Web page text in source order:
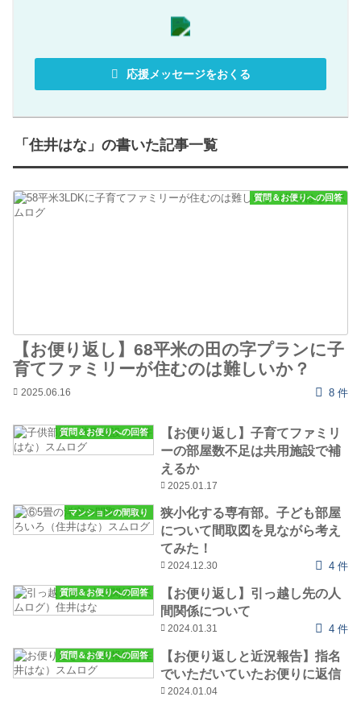
応援メッセージをおくる
「住井はな」の書いた記事一覧
質問＆お便りへの回答
【お便り返し】68平米の田の字プランに子
育てファミリーが住むのは難しいか？
2025.06.16 8 件
質問＆お便りへの回答
【お便り返し】子育てファミリ
ーの部屋数不足は共用施設で補
えるか
2025.01.17
マンションの間取り
狭小化する専有部。子ども部屋
について間取図を見ながら考え
てみた！
2024.12.30 4 件
質問＆お便りへの回答
【お便り返し】引っ越し先の人
間関係について
2024.01.31 4 件
質問＆お便りへの回答
【お便り返しと近況報告】指名
でいただいていたお便りに返信
2024.01.04